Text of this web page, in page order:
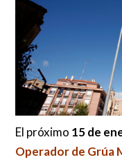
El próximo 15 de
Operador de Grúa